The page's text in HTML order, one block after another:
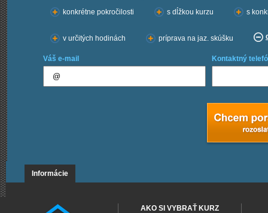
konkrétne pokročilosti
s dĺžkou kurzu s
v určitých hodinách príprava na jaz. skúšku
Váš e-mail Kontaktný
Informácie
AKO SI VYBRAŤ KURZ